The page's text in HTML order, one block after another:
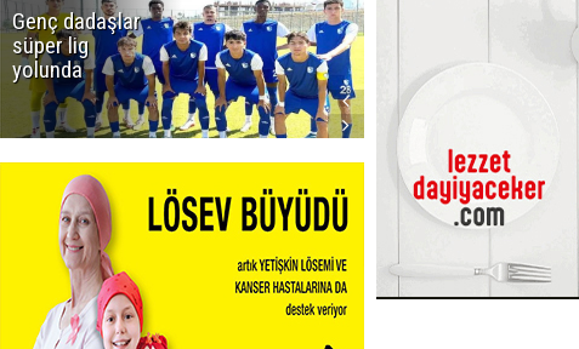
Genç dadaşlar
süper lig
yolunda
Kiralık Yat
Seçenekleri ile
Tekne Tatilini
Planlayın